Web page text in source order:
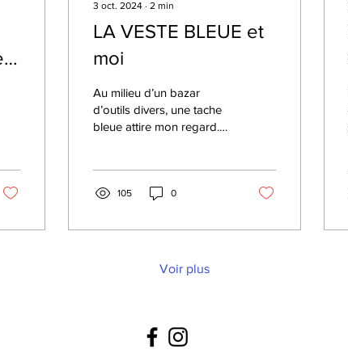
3 oct. 2024 ∙ 2 min
LA VESTE BLEUE et
moi
Au milieu d’un bazar
d’outils divers, une tache
bleue attire mon regard.
105 0
Voir plus